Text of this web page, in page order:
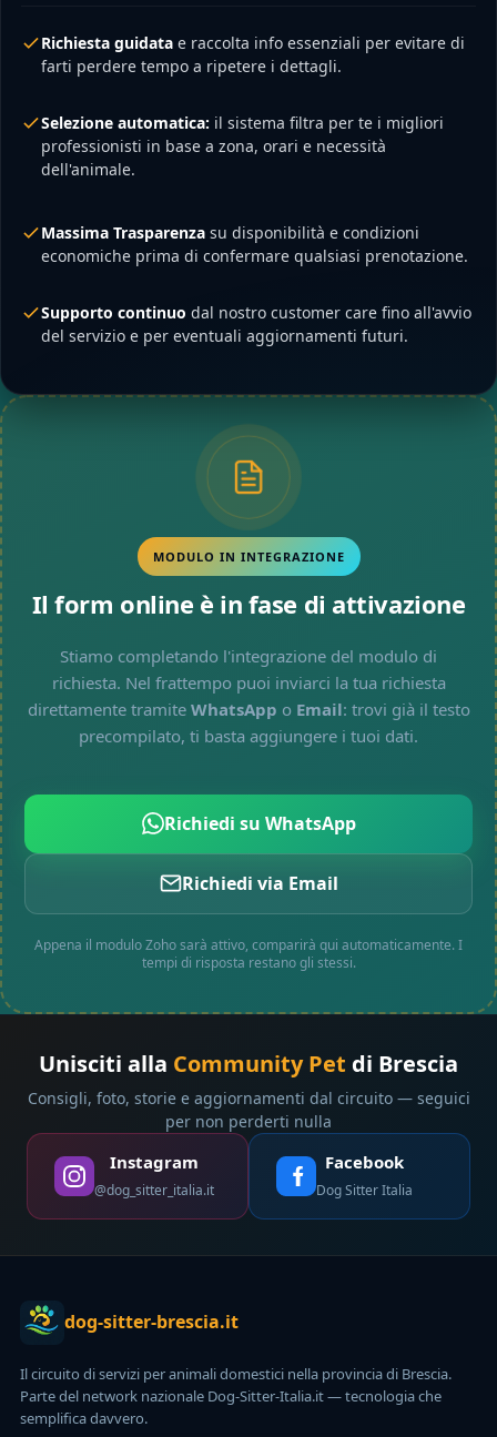
Richiesta guidata e raccolta info essenziali per evitare di
farti perdere tempo a ripetere i dettagli.
Selezione automatica: il sistema filtra per te i migliori
professionisti in base a zona, orari e necessità
dell'animale.
Massima Trasparenza su disponibilità e condizioni
economiche prima di confermare qualsiasi prenotazione.
Supporto continuo dal nostro customer care fino all'avvio
del servizio e per eventuali aggiornamenti futuri.
MODULO IN INTEGRAZIONE
Il form online è in fase di attivazione
Stiamo completando l'integrazione del modulo di
richiesta. Nel frattempo puoi inviarci la tua richiesta
direttamente tramite WhatsApp o Email: trovi già il testo
precompilato, ti basta aggiungere i tuoi dati.
Richiedi su WhatsApp
Richiedi via Email
Appena il modulo Zoho sarà attivo, comparirà qui automaticamente. I
tempi di risposta restano gli stessi.
Unisciti alla Community Pet di Brescia
Consigli, foto, storie e aggiornamenti dal circuito — seguici
per non perderti nulla
Instagram
@dog_sitter_italia.it
Facebook
Dog Sitter Italia
dog-sitter-brescia.it
Il circuito di servizi per animali domestici nella provincia di Brescia.
Parte del network nazionale Dog-Sitter-Italia.it — tecnologia che
semplifica davvero.